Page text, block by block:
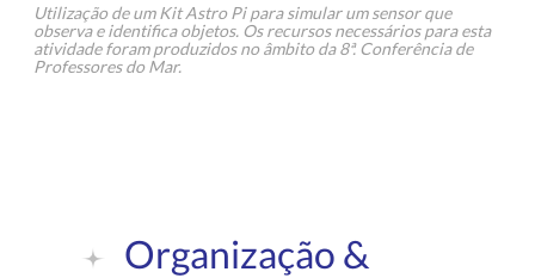
Utilização de um Kit Astro Pi para simular um sensor que
observa e identifica objetos. Os recursos necessários para esta
atividade foram produzidos no âmbito da 8ª. Conferência de
Professores do Mar.
Organização &